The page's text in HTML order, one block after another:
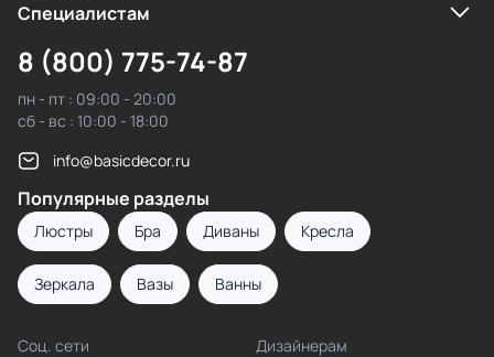
Cпециалистам
8 (800) 775-74-87
пн - пт : 09:00 - 20:00
сб - вс : 10:00 - 18:00
info@basicdecor.ru
Популярные разделы
Люстры Бра Диваны Кресла
Зеркала Вазы Ванны
Соц. сети Дизайнерам